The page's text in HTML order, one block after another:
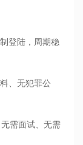
登陆，周期稳
、无犯罪公
需面试、无需